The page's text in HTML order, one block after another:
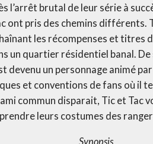
l’arrêt brutal de leur série à
ont pris des chemins différents.
les récompenses et titres
un quartier résidentiel banal. De
devenu un personnage animé
et conventions de fans où il
ami commun disparait, Tic et Tac
leurs costumes des
Synopsis